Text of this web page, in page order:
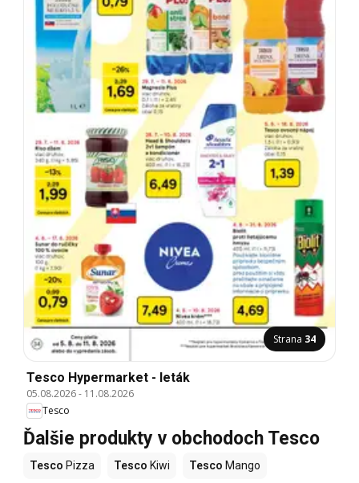
Strana 34
Tesco Hypermarket - leták
05.08.2026- 11.08.2026
Tesco
Ďalšie produkty v obchodoch Tesco
Tesco Pizza Tesco Kiwi Tesco Mango